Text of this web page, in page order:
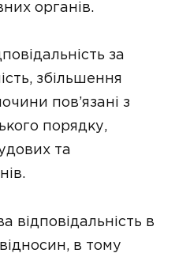
органів.
за
збільшення
пов’язані з
порядку,
та
відповідальність в
в тому